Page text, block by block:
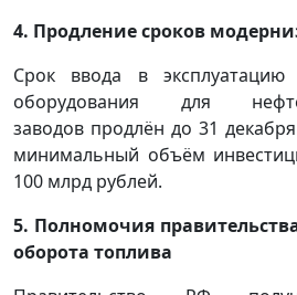
4. Продление сроков
Срок ввода в эксплуатацию
оборудования для
заводов продлён до 31
минимальный объём
100 млрд рублей.
5. Полномочия
оборота топлива